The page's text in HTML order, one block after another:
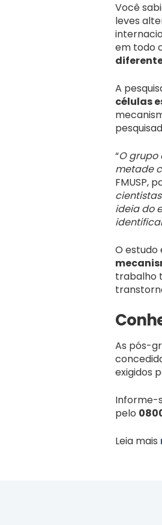
Você
leves
em todo
A
células
“O
metade
FMUSP,
ideia do
O estudo
trabalho
As pós-
exigidos
Informe-
pelo 0800
Leia mais